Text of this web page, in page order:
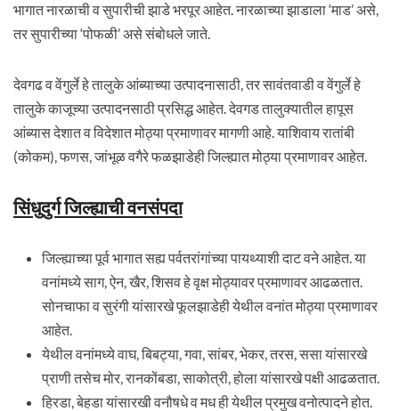
भागात नारळाची व सुपारीची झाडे भरपूर आहेत. नारळाच्या झाडाला ‘माड’ असे,
तर सुपारीच्या ‘पोफळी’ असे संबोधले जाते.
देवगढ व वेंगुर्ले हे तालुके आंब्याच्या उत्पादनासाठी, तर सावंतवाडी व वेंगुर्ले हे
तालुके काजूच्या उत्पादनसाठी प्रसिद्ध आहेत. देवगड तालुक्यातील हापूस
आंब्यास देशात व विदेशात मोठ्या प्रमाणावर मागणी आहे. याशिवाय रातांबी
(कोकम), फणस, जांभूळ वगैरे फळझाडेही जिल्ह्यात मोठ्या प्रमाणावर आहेत.
सिंधुदुर्ग जिल्ह्याची वनसंपदा
जिल्ह्याच्या पूर्व भागात सह्य पर्वतरांगांच्या पायथ्याशी दाट वने आहेत. या
वनांमध्ये साग, ऐन, खैर, शिसव हे वृक्ष मोठ्यावर प्रमाणावर आढळतात.
सोनचाफा व सुरंगी यांसारखे फूलझाडेही येथील वनांत मोठ्या प्रमाणावर
आहेत.
येथील वनांमध्ये वाघ, बिबट्या, गवा, सांबर, भेकर, तरस, ससा यांसारखे
प्राणी तसेच मोर, रानकोंबडा, साकोत्री, होला यांसारखे पक्षी आढळतात.
हिरडा, बेहडा यांसारखी वनौषधे व मध ही येथील प्रमुख वनोत्पादने होत.